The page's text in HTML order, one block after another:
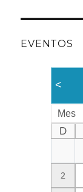
EVENTOS
<
Mes
D
2